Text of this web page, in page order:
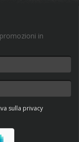
in
sulla privacy